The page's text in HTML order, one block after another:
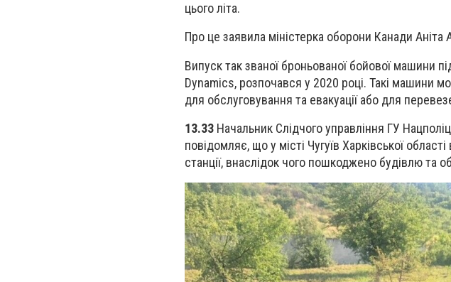
цього літа.
Про це заявила міністерка оборони Канади Аніта
Випуск так званої броньованої бойової машини
Dynamics, розпочався у 2020 році. Такі машини
для обслуговування та евакуації або для
13.33 Начальник Слідчого управління ГУ
повідомляє, щоу місті Чугуїв Харківської
станції, внаслідок чого пошкоджено будівлю та